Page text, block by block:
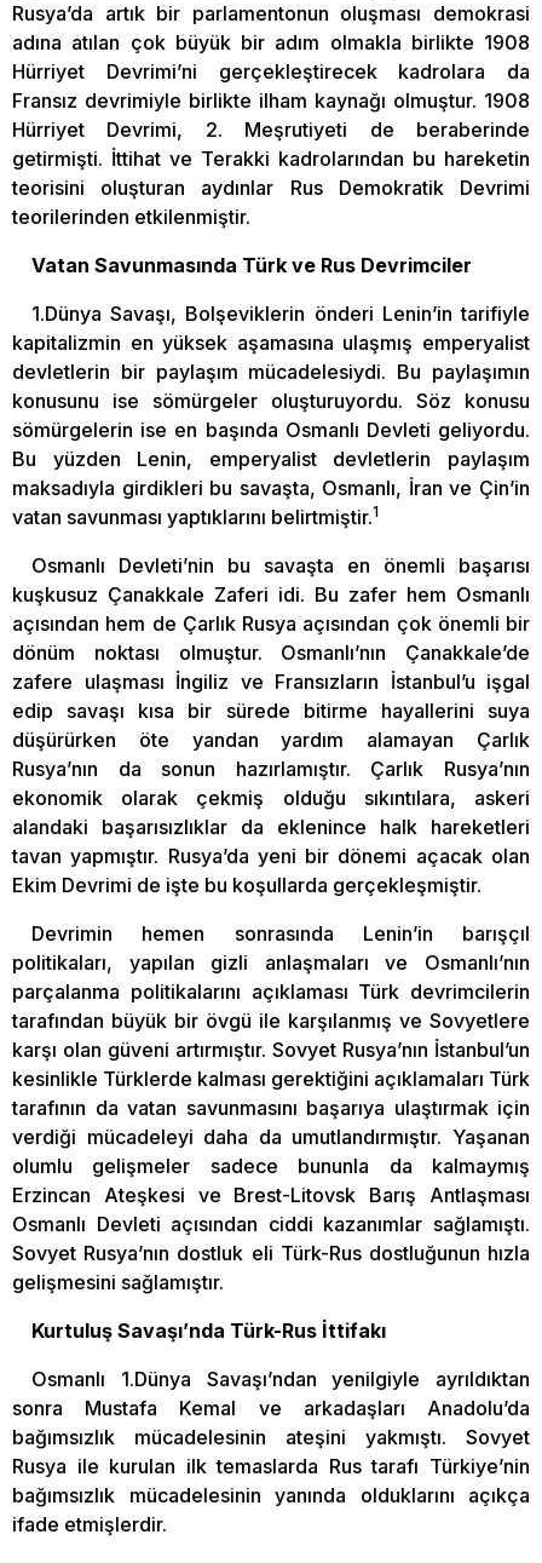
Rusya’da artık bir parlamentonun oluşması demokrasi
adına atılan çok büyük bir adım olmakla birlikte 1908
Hürriyet Devrimi’ni gerçekleştirecek kadrolara da
Fransız devrimiyle birlikte ilham kaynağı olmuştur. 1908
Hürriyet Devrimi, 2. Meşrutiyeti de beraberinde
getirmişti. İttihat ve Terakki kadrolarından bu hareketin
teorisini oluşturan aydınlar Rus Demokratik Devrimi
teorilerinden etkilenmiştir.
Vatan Savunmasında Türk ve Rus Devrimciler
1.Dünya Savaşı, Bolşeviklerin önderi Lenin’in tarifiyle
kapitalizmin en yüksek aşamasına ulaşmış emperyalist
devletlerin bir paylaşım mücadelesiydi. Bu paylaşımın
konusunu ise sömürgeler oluşturuyordu. Söz konusu
sömürgelerin ise en başında Osmanlı Devleti geliyordu.
Bu yüzden Lenin, emperyalist devletlerin paylaşım
maksadıyla girdikleri bu savaşta, Osmanlı, İran ve Çin’in
vatan savunması yaptıklarını belirtmiştir.1
Osmanlı Devleti’nin bu savaşta en önemli başarısı
kuşkusuz Çanakkale Zaferi idi. Bu zafer hem Osmanlı
açısından hem de Çarlık Rusya açısından çok önemli bir
dönüm noktası olmuştur. Osmanlı’nın Çanakkale’de
zafere ulaşması İngiliz ve Fransızların İstanbul’u işgal
edip savaşı kısa bir sürede bitirme hayallerini suya
düşürürken öte yandan yardım alamayan Çarlık
Rusya’nın da sonun hazırlamıştır. Çarlık Rusya’nın
ekonomik olarak çekmiş olduğu sıkıntılara, askeri
alandaki başarısızlıklar da eklenince halk hareketleri
tavan yapmıştır. Rusya’da yeni bir dönemi açacak olan
Ekim Devrimi de işte bu koşullarda gerçekleşmiştir.
Devrimin hemen sonrasında Lenin’in barışçıl
politikaları, yapılan gizli anlaşmaları ve Osmanlı’nın
parçalanma politikalarını açıklaması Türk devrimcilerin
tarafından büyük bir övgü ile karşılanmış ve Sovyetlere
karşı olan güveni artırmıştır. Sovyet Rusya’nın İstanbul’un
kesinlikle Türklerde kalması gerektiğini açıklamaları Türk
tarafının da vatan savunmasını başarıya ulaştırmak için
verdiği mücadeleyi daha da umutlandırmıştır. Yaşanan
olumlu gelişmeler sadece bununla da kalmaymış
Erzincan Ateşkesi ve Brest-Litovsk Barış Antlaşması
Osmanlı Devleti açısından ciddi kazanımlar sağlamıştı.
Sovyet Rusya’nın dostluk eli Türk-Rus dostluğunun hızla
gelişmesini sağlamıştır.
Kurtuluş Savaşı’nda Türk-Rus İttifakı
Osmanlı 1.Dünya Savaşı’ndan yenilgiyle ayrıldıktan
sonra Mustafa Kemal ve arkadaşları Anadolu’da
bağımsızlık mücadelesinin ateşini yakmıştı. Sovyet
Rusya ile kurulan ilk temaslarda Rus tarafı Türkiye’nin
bağımsızlık mücadelesinin yanında olduklarını açıkça
ifade etmişlerdir.